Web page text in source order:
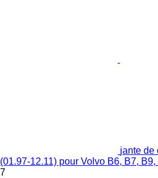
jante de
(01.97-12.11) pour Volvo B6, B7,
7